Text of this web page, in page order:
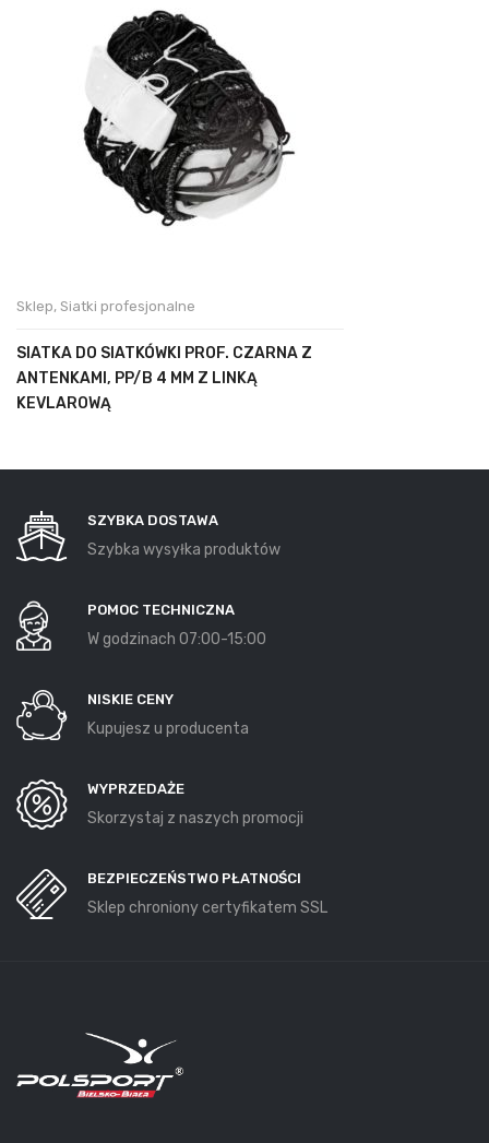
Sklep, Siatki profesjonalne
SIATKA DO SIATKÓWKI PROF. CZARNA Z
ANTENKAMI, PP/B 4 MM Z LINKĄ
KEVLAROWĄ
SZYBKA DOSTAWA
Szybka wysyłka produktów
POMOC TECHNICZNA
W godzinach 07:00-15:00
NISKIE CENY
Kupujesz u producenta
WYPRZEDAŻE
Skorzystaj z naszych promocji
BEZPIECZEŃSTWO PŁATNOŚCI
Sklep chroniony certyfikatem SSL